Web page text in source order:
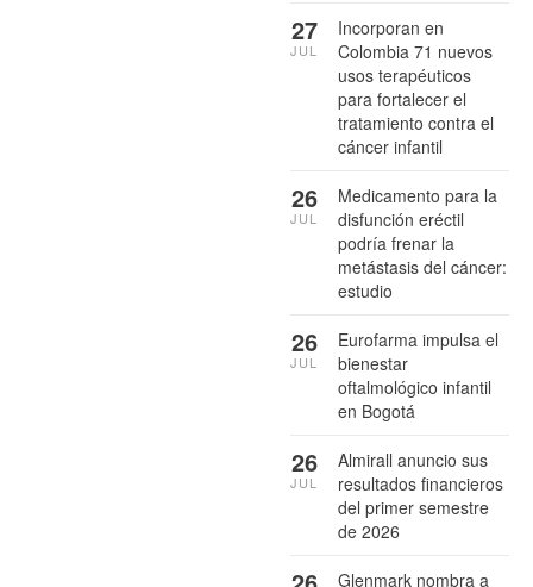
Incorporan en
Colombia 71 nuevos
usos terapéuticos
para fortalecer el
tratamiento contra el
cáncer infantil
27
JUL
Medicamento para la
disfunción eréctil
podría frenar la
metástasis del cáncer:
estudio
26
JUL
Eurofarma impulsa el
bienestar
oftalmológico infantil
en Bogotá
26
JUL
Almirall anuncio sus
resultados financieros
del primer semestre
de 2026
26
JUL
Glenmark nombra a